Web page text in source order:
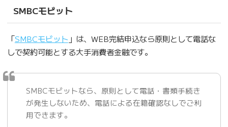
SMBCモビット
「SMBCモビット 」は、WEB完結申込なら原則として電話な
しで契約可能とする大手消費者金融です。
SMBCモビットなら、原則として電話・書類手続き
が発生しないため、電話による在籍確認なしでご利
用できます。